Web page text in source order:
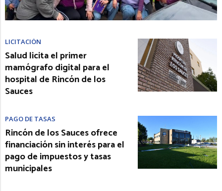
LICITACIÓN
Salud licita el primer
mamógrafo digital para el
hospital de Rincón de los
Sauces
PAGO DE TASAS
Rincón de los Sauces ofrece
financiación sin interés para el
pago de impuestos y tasas
municipales